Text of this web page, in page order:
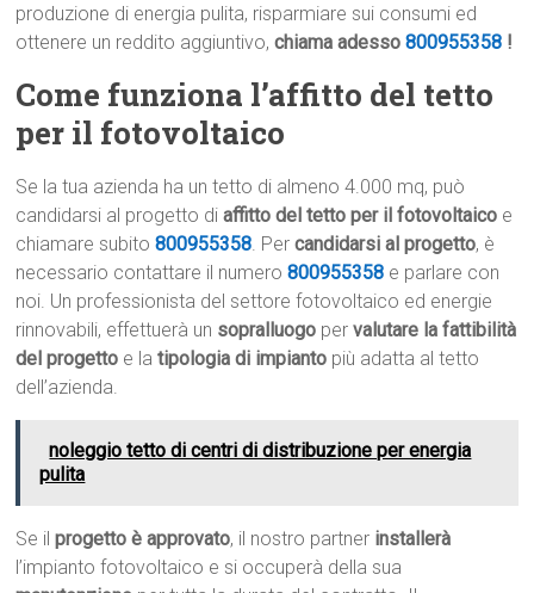
produzione di energia pulita, risparmiare sui consumi ed
ottenere un reddito aggiuntivo,chiama adesso800955358 !
Come funziona l’affitto del tetto
per il fotovoltaico
Se la tua azienda ha un tetto di almeno 4.000 mq, può
candidarsi al progetto diaffitto del tetto per il fotovoltaico e
chiamare subito800955358. Percandidarsi al progetto, è
necessario contattare il numero800955358 e parlare con
noi. Un professionista del settore fotovoltaico ed energie
rinnovabili, effettuerà un sopralluogo pervalutare la fattibilità
del progetto e latipologia di impianto più adatta al tetto
dell’azienda.
noleggio tetto di centri di distribuzione per energia
pulita
Se ilprogetto è approvato, il nostro partner installerà
l’impianto fotovoltaico e si occuperà della sua